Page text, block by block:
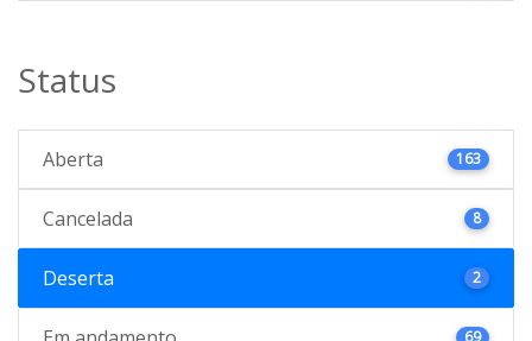
Status
Aberta 163
Cancelada 8
Deserta 2
69